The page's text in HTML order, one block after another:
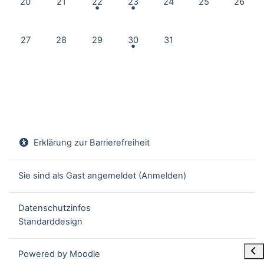
Keine Termine, Montag, 27. Juli
27 Keine Termine, Dienstag, 28. Juli
28 Keine Termine, Mittwoch, 29. Juli
29 1 Termin, Donnerstag, 30. Juli
30 Keine Termine, Freitag,
31
Erklärung zur Barrierefreiheit
Sie sind als Gast angemeldet (Anmelden)
Datenschutzinfos
Standarddesign
Powered by Moodle